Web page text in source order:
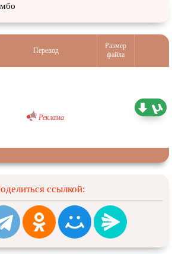
Перевод
Размер
файла
Реклама
ссылкой: